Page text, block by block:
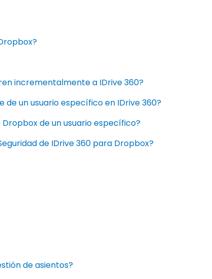
incrementalmente a IDrive 360?
de un usuario específico en IDrive 360?
de un usuario específico?
de IDrive 360 para Dropbox?
de asientos?